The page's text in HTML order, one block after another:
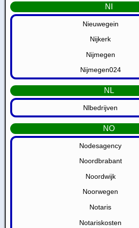
NI
Nieuwegein
Nijkerk
Nijmegen
Nijmegen024
NL
Nlbedrijven
NO
Nodesagency
Noordbrabant
Noordwijk
Noorwegen
Notaris
Notariskosten